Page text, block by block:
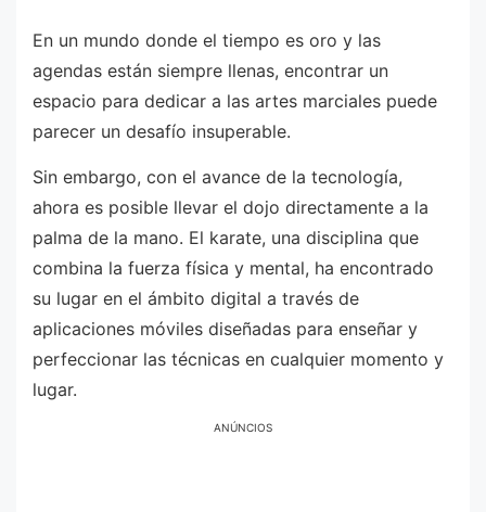
En un mundo donde el tiempo es oro y las
agendas están siempre llenas, encontrar un
espacio para dedicar a las artes marciales puede
parecer un desafío insuperable.
Sin embargo, con el avance de la tecnología,
ahora es posible llevar el dojo directamente a la
palma de la mano. El karate, una disciplina que
combina la fuerza física y mental, ha encontrado
su lugar en el ámbito digital a través de
aplicaciones móviles diseñadas para enseñar y
perfeccionar las técnicas en cualquier momento y
lugar.
ANÚNCIOS